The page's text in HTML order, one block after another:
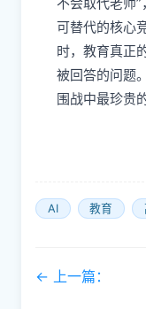
可替代的核心
时，教育真正
被回答的问题
围战中最珍贵
AI 教育
← 上一篇：